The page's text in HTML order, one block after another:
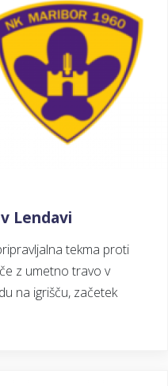
Lendavi
tekma proti
z umetno travo v
na igrišču, začetek